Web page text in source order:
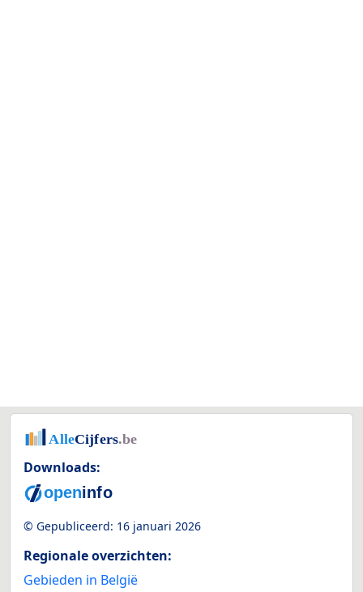
Downloads:
© Gepubliceerd: 16 januari 2026
Regionale overzichten:
Gebieden in België